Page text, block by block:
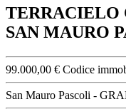
TERRACIELO
SAN MAURO
99.000,00 € Codice
San Mauro Pascoli -